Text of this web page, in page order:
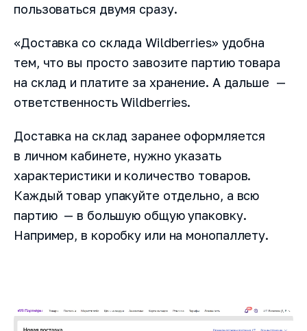
пользоваться двумя сразу.
«Доставка со склада Wildberries» удобна
тем, что вы просто завозите партию товара
на склад и платите за хранение. А дальше —
ответственность Wildberries.
Доставка на склад заранее оформляется
в личном кабинете, нужно указать
характеристики и количество товаров.
Каждый товар упакуйте отдельно, а всю
партию — в большую общую упаковку.
Например, в коробку или на монопаллету.